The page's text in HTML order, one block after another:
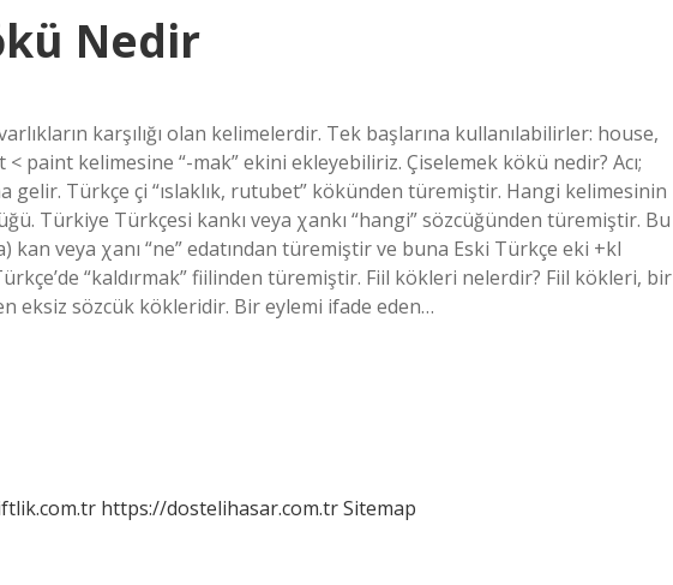
Nedir
karşılığı olan kelimelerdir. Tek başlarına kullanılabilirler: ​​house,
paint kelimesine “-mak” ekini ekleyebiliriz. Çiselemek kökü nedir? Acı;
gelir. Türkçe çi “ıslaklık, rutubet” kökünden türemiştir. Hangi kelimesinin
Türkiye Türkçesi kankı veya χankı “hangi” sözcüğünden türemiştir. Bu
kan veya χanı “ne” edatından türemiştir ve buna Eski Türkçe eki +kI
“kaldırmak” fiilinden türemiştir. Fiil kökleri nelerdir? Fiil kökleri, bir
eksiz sözcük kökleridir. Bir eylemi ifade eden…
https://dostelihasar.com.trSitemap